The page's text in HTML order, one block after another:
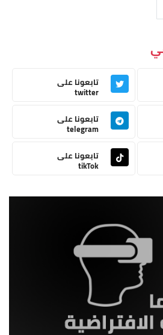
تابعونا على
twitter
تابعونا على
telegram
تابعونا على
tikTok